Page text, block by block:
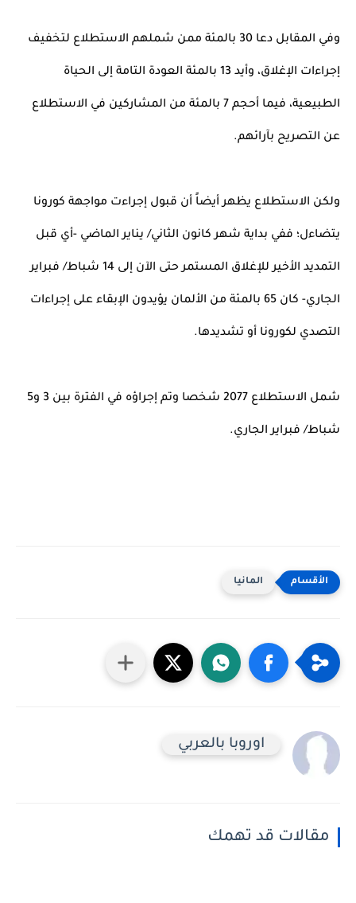
عن التصريح بآرائهم.
التمديد الأخير للإغلاق المستمر حتى الآن إلى 14 شباط/ فبراير
التصدي لكورونا أو تشديدها.
شباط/ فبراير الجاري.
المانيا
اوروبا بالعربي
مقالات قد تهمك